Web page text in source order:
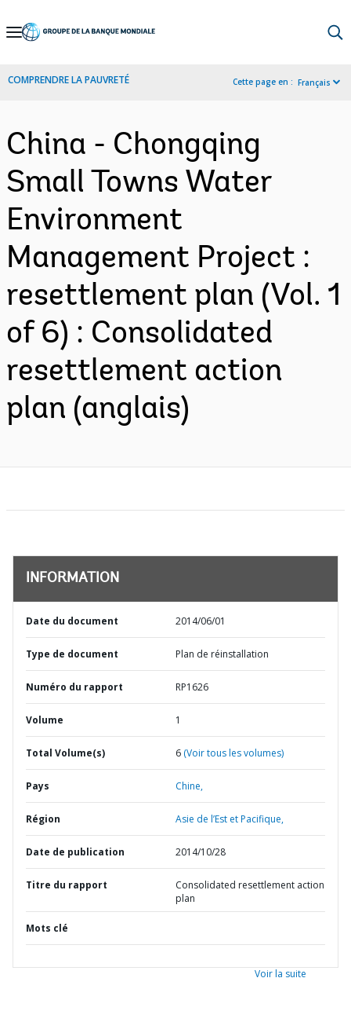
Skip
Navigation
COMPRENDRE LA PAUVRETÉ Cette page en : Français
China - Chongqing
Small Towns Water
Environment
Management Project :
resettlement plan (Vol. 1
of 6) : Consolidated
resettlement action
plan (anglais)
INFORMATION
Date du document 2014/06/01
Type de document Plan de réinstallation
Numéro du rapport RP1626
Volume 1
Total Volume(s) 6 (Voir tous les volumes)
Pays Chine,
Région Asie de l’Est et Pacifique,
Date de publication 2014/10/28
Titre du rapport
Consolidated resettlement action
plan
Mots clé
Voir la suite